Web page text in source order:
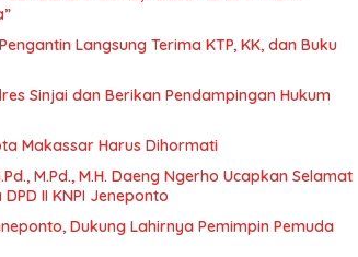
Langsung Terima KTP, KK, dan Buku
Sinjai dan Berikan Pendampingan Hukum
Makassar Harus Dihormati
M.Pd., M.H. Daeng Ngerho Ucapkan Selamat
II KNPI Jeneponto
Dukung Lahirnya Pemimpin Pemuda